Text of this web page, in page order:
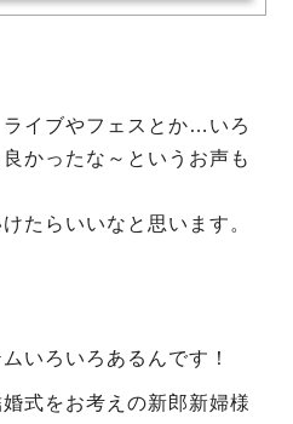
イブやフェスとか…いろ
かったな～というお声も
たらいいなと思います。
いろいろあるんです！
式をお考えの新郎新婦様